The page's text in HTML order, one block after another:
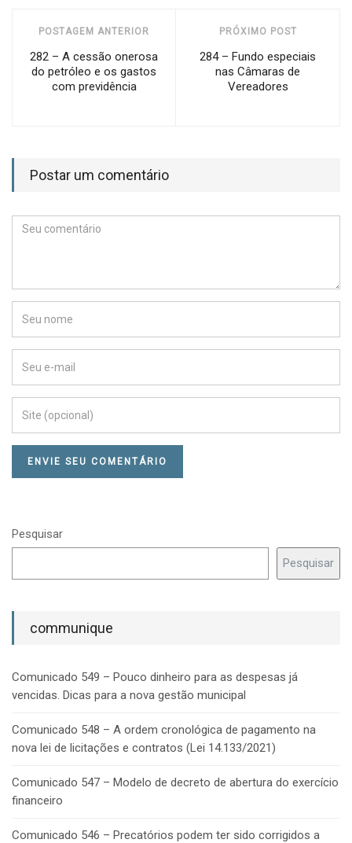
POSTAGEM ANTERIOR
282 – A cessão onerosa
do petróleo e os gastos
com previdência
PRÓXIMO POST
284 – Fundo especiais
nas Câmaras de
Vereadores
Postar um comentário
Pesquisar
Pesquisar
communique
Comunicado 549 – Pouco dinheiro para as despesas já
vencidas. Dicas para a nova gestão municipal
Comunicado 548 – A ordem cronológica de pagamento na
nova lei de licitações e contratos (Lei 14.133/2021)
Comunicado 547 – Modelo de decreto de abertura do exercício
financeiro
Comunicado 546 – Precatórios podem ter sido corrigidos a